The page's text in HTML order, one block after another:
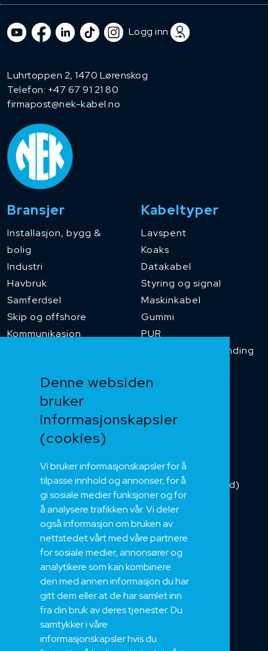
Denne websiden
bruker
informasjonskapsler
(cookies)
Vi bruker informasjonskapsler for å
tilpasse innhold og annonser, for å
gi sosiale medier funksjoner og for
å analysere trafikken vår. Vi deler
også informasjon om bruken av
nettstedet vårt med våre partnere
for sosiale medier, annonsører og
analytikere som kan kombinere
den med annen informasjon du har
gitt dem eller at de har samlet inn
fra din bruk av deres tjenester. Du
samtykker i våre
informasjonskapsler hvis du
Logg inn
Luhrtoppen 2, 1470 Lørenskog
Telefon: +47 67 91 21 80
firmapost@nek-kabel.no
Bransjer
Installasjon, bygg &
bolig
Industri
Havbruk
Samferdsel
Skip og offshore
Kommunikasjon
Kabeltyper
Lavspent
Koaks
Datakabel
Styring og signal
Maskinkabel
Gummi
PUR
Temperaturbestanding
Heis og kran
Kategorikabel
Installasjonskabel
Kombikabel (Hybrid)
DNV sertifisert
Tilbehør
Om oss
Bærekraft og Åpenhet
Jobb hos oss
Sertifiseringer
Support
Teknisk